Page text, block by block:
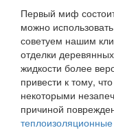
Первый миф
можно
советуем нашим
отделки
жидкости более
привести к тому,
некоторыми
причиной
теплоизоляционные